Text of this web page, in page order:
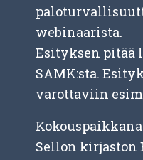
webinaarista.
Esityksen pitää
SAMK:sta.
varottaviin
Sellon kirjaston